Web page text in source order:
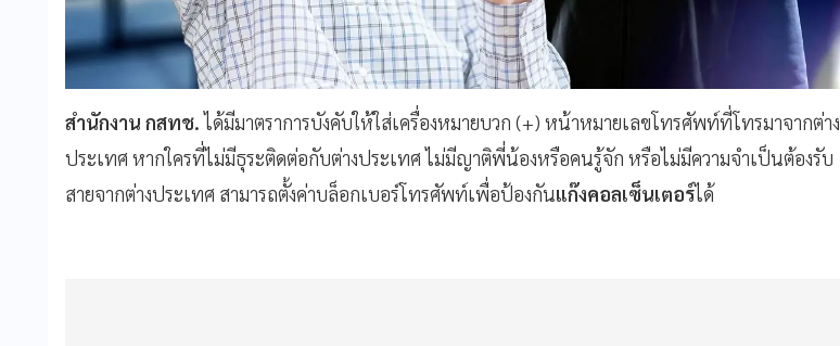
สำนักงาน กสทช.ได้มีมาตราการบังคับให้ใส่เครื่องหมายบวก (+) หน้าหมายเลขโทรศัพท์ที่โทรมาจากต่าง
ประเทศ หากใครที่ไม่มีธุระติดต่อกับต่างประเทศ ไม่มีญาติพี่น้องหรือคนรู้จัก หรือไม่มีความจำเป็นต้องรับ
สายจากต่างประเทศ สามารถตั้งค่าบล็อกเบอร์โทรศัพท์เพื่อป้องกันแก๊งคอลเซ็นเตอร์ได้